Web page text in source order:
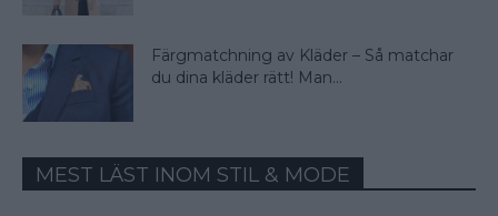
Färgmatchning av Kläder – Så matchar
du dina kläder rätt! Man...
MEST LÄST INOM STIL & MODE